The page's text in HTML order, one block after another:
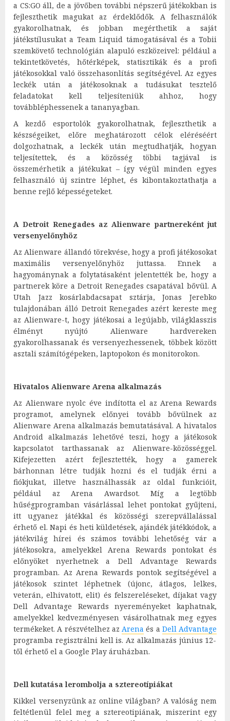
a CS:GO áll, de a jövőben további népszerű játékokban is
fejleszthetik magukat az érdeklődők. A felhasználók
gyakorolhatnak, és jobban megérthetik a saját
játékstílusukat a Team Liquid támogatásával és a Tobii
szemkövető technológián alapuló eszközeivel: például a
tekintetkövetés, hőtérképek, statisztikák és a profi
játékosokkal való összehasonlítás segítségével. Az egyes
leckék után a játékosoknak a tudásukat tesztelő
feladatokat kell teljesíteniük ahhoz, hogy
továbbléphessenek a tananyagban.
A kezdő esportolók gyakorolhatnak, fejleszthetik a
készségeiket, előre meghatározott célok eléréséért
dolgozhatnak, a leckék után megtudhatják, hogyan
teljesítettek, és a közösség többi tagjával is
összemérhetik a játékukat – így végül minden egyes
felhasználó új szintre léphet, és kibontakoztathatja a
benne rejlő képességeteket.
A Detroit Renegades az Alienware partnereként jut
versenyelőnyhöz
Az Alienware állandó törekvése, hogy a profi játékosokat
maximális versenyelőnyhöz juttassa. Ennek a
hagyománynak a folytatásaként jelentették be, hogy a
partnerek köre a Detroit Renegades csapatával bővül. A
Utah Jazz kosárlabdacsapat sztárja, Jonas Jerebko
tulajdonában álló Detroit Renegades azért kereste meg
az Alienware-t, hogy játékosai a legújabb, világklasszis
élményt nyújtó Alienware hardvereken
gyakorolhassanak és versenyezhessenek, többek között
asztali számítógépeken, laptopokon és monitorokon.
Hivatalos Alienware Arena alkalmazás
Az Alienware nyolc éve indította el az Arena Rewards
programot, amelynek előnyei tovább bővülnek az
Alienware Arena alkalmazás bemutatásával. A hivatalos
Android alkalmazás lehetővé teszi, hogy a játékosok
kapcsolatot tarthassanak az Alienware-közösséggel.
Kifejezetten azért fejlesztették, hogy a gamerek
bárhonnan létre tudják hozni és el tudják érni a
fiókjukat, illetve használhassák az oldal funkcióit,
például az Arena Awardsot. Míg a legtöbb
hűségprogramban vásárlással lehet pontokat gyűjteni,
itt ugyanez játékkal és közösségi szerepvállalással
érhető el. Napi és heti küldetések, ajándék játékkódok, a
játékvilág hírei és számos további lehetőség vár a
játékosokra, amelyekkel Arena Rewards pontokat és
előnyöket nyerhetnek a Dell Advantage Rewards
programban. Az Arena Rewards pontok segítségével a
játékosok szintet léphetnek (újonc, átlagos, lelkes,
veterán, elhivatott, elit) és felszereléseket, díjakat vagy
Dell Advantage Rewards nyereményeket kaphatnak,
amelyekkel kedvezményesen vásárolhatnak meg egyes
termékeket. A részvételhez az Arena és a Dell Advantage
programba regisztrálni kell is. Az alkalmazás június 12-
től érhető el a Google Play áruházban.
Dell kutatása lerombolja a sztereotípiákat
Kikkel versenyzünk az online világban? A valóság nem
feltétlenül felel meg a sztereotipiának, miszerint egy